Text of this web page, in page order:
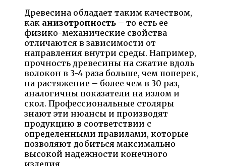
Древесина обладает таким качеством,
как анизотропность – то есть ее
физико-механические свойства
отличаются в зависимости от
направления внутри среды. Например,
прочность древесины на сжатие вдоль
волокон в 3-4 раза больше, чем поперек,
на растяжение – более чем в 30 раз,
аналогичны показатели на излом и
скол. Профессиональные столяры
знают эти нюансы и производят
продукцию в соответствии с
определенными правилами, которые
позволяют добиться максимально
высокой надежности конечного
изделия.